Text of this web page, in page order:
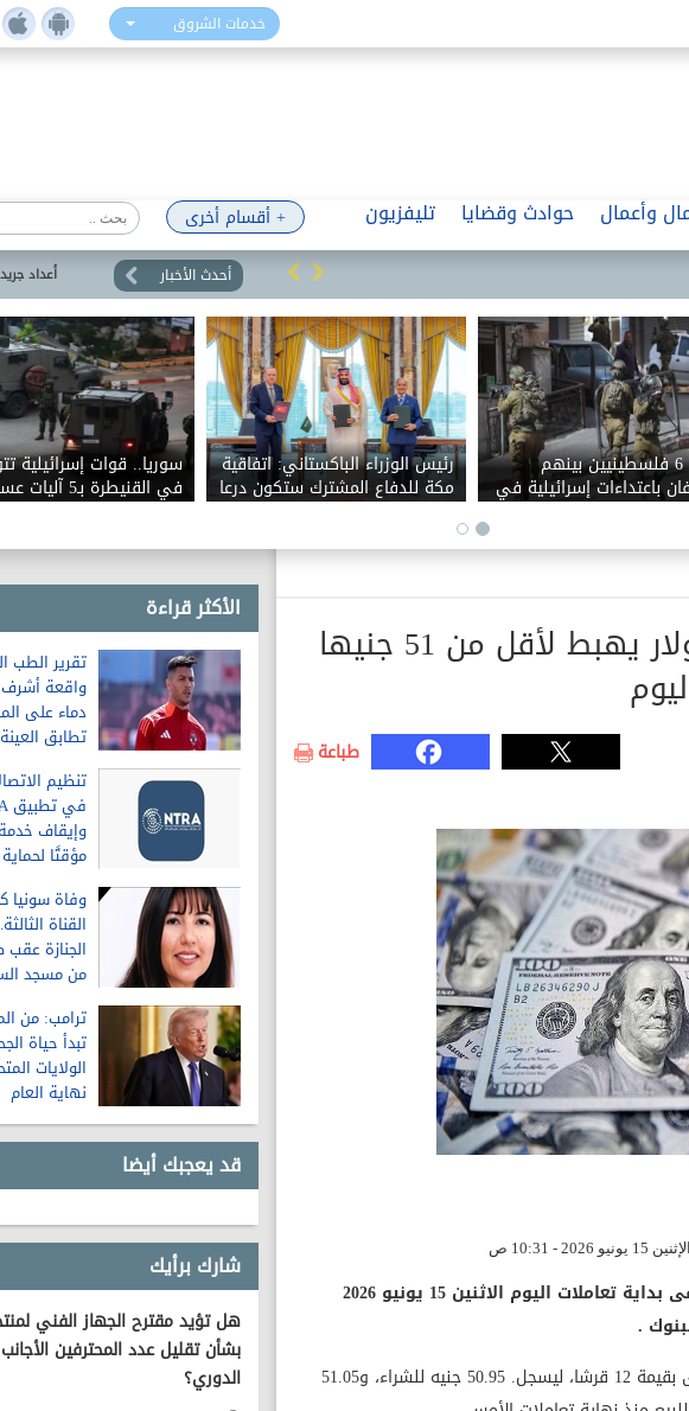
خدمات الشروق
+ أقسام أخرى وأعمال حوادث وقضايا تليفزيون
أعداد أحدث الأخبار
إصابة 6 فلسطينيين بينهم
باعتداءات إسرائيلية في
وبيت لحم
رئيس الوزراء الباكستاني: اتفاقية
مكة للدفاع المشترك ستكون درعا
للسلام
سوريا.. قوات إسرائيلية
في القنيطرة بـ5 آليات عسكرية
الأكثر قراءة
تقرير
واقعة أشرف
دماء على
تطابق
تنظيم
وإيقاف
مؤقتًا
وفاة سونيا
القناة
الجنازة
من مسجد
ترامب: من
تبدأ حياة
الولايات
نهاية العام
قد يعجبك أيضا
شارك برأيك
هل تؤيد مقترح الجهاز الفني
بشأن تقليل عدد المحترفين
الدوري؟
الاثنين 15 يونيو 2026.. الدولار يهبط لأقل من 51 جنيها
طباعة
تباين سعر صرف الدولار فى البنوك المحلية فى بداية تعاملات اليوم الاثنين 15 يونيو 2026
وهبط سعر الدولار اليوم فى البنك الأهلى المصرى بقيمة 12 قرشا، ليسجل. 50.95 جنيه للشراء، و51.05